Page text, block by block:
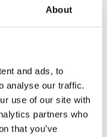
About
and ads, to
analyse our traffic.
use of our site with
partners who
that you’ve